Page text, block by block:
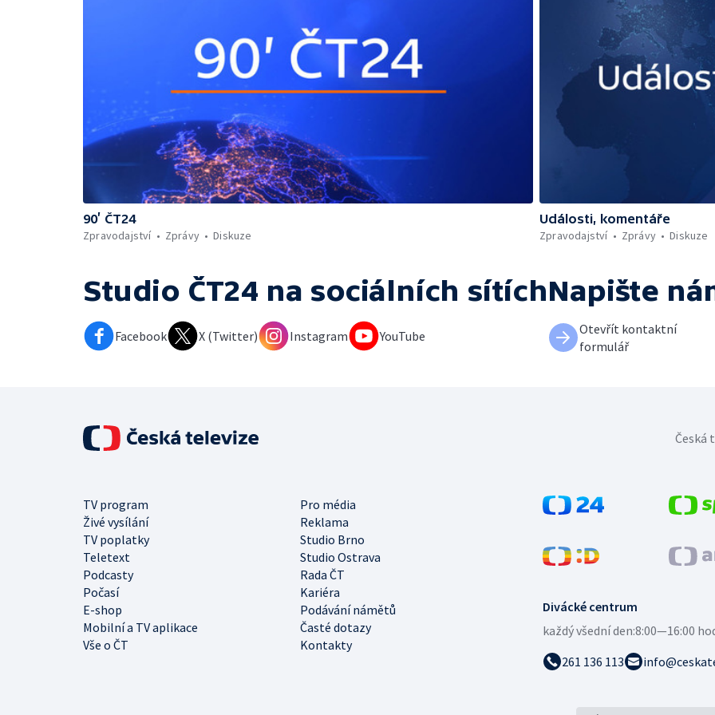
90’ ČT24
Zpravodajství
Zprávy Diskuze
Události, komentáře
Zpravodajství
Zprávy Diskuze
Studio ČT24 na sociálních sítích
Facebook X (Twitter) Instagram YouTube
Napište
Otevřít kontaktní
formulář
Divácké centrum
každý všední den:8:00—16:00
261 136 113
TV program
Pro média
Živé vysílání
Reklama
TV poplatky
Studio Brno
Teletext
Studio Ostrava
Podcasty
Rada ČT
Počasí
Kariéra
E-shop
Podávání námětů
Mobilní a TV aplikace
Časté dotazy
Vše o ČT
Kontakty
Česká